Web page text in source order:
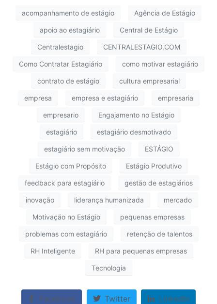
acompanhamento de estágio Agência de Estágio
apoio ao estagiário Central de Estágio
Centralestagio CENTRALESTAGIO.COM
Como Contratar Estagiário como motivar estagiário
contrato de estágio cultura empresarial
empresa empresa e estagiário empresaria
empresario Engajamento no Estágio
estagiário estagiário desmotivado
estagiário sem motivação ESTÁGIO
Estágio com Propósito Estágio Produtivo
feedback para estagiário gestão de estagiários
inovação liderança humanizada mercado
Motivação no Estágio pequenas empresas
problemas com estagiário retenção de talentos
RH Inteligente RH para pequenas empresas
Tecnologia
Facebook Twitter LinkedIn